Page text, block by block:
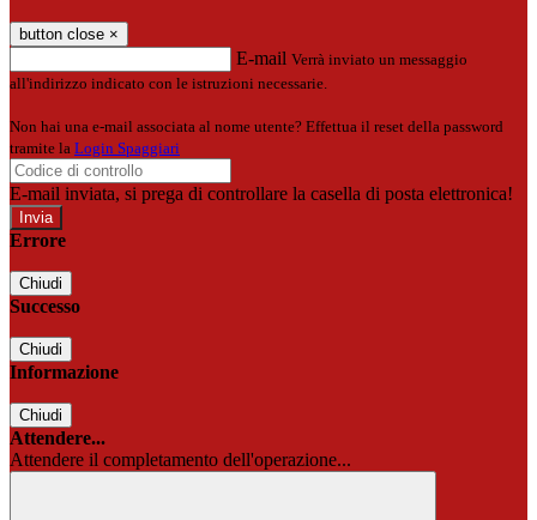
button close ×
E-mail Verrà inviato un messaggio
all'indirizzo indicato con le istruzioni necessarie.
Non hai una e-mail associata al nome utente? Effettua il reset della password
tramite la Login Spaggiari
E-mail inviata, si prega di controllare la casella di posta elettronica!
Errore
Chiudi
Successo
Chiudi
Informazione
Chiudi
Attendere...
Attendere il completamento dell'operazione...